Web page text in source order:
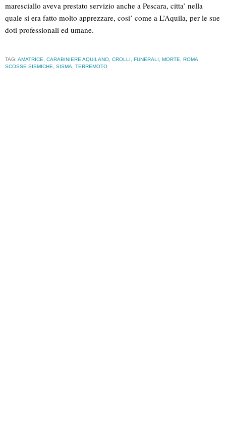
maresciallo aveva prestato servizio anche a Pescara, citta’ nella
quale si era fatto molto apprezzare, cosi’ come a L’Aquila, per le sue
doti professionali ed umane.
TAG: AMATRICE, CARABINIERE AQUILANO, CROLLI, FUNERALI, MORTE, ROMA,
SCOSSE SISMICHE, SISMA, TERREMOTO